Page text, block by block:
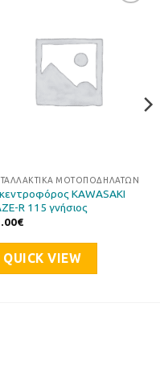
Επιθυμιών
ΜΟΤΟΠΟΔΗΛΆΤΩΝ
KAWASAKI
R 115 γνήσιος
€
QUICK VIEW